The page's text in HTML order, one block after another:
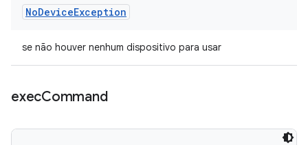
NoDeviceException
se não houver nenhum dispositivo para usar
execCommand